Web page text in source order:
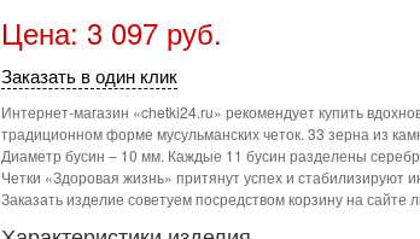
Цена: 3 097 руб.
Заказать в один клик
Интернет-магазин «chetki24.ru» рекомендует купить
традиционном форме мусульманских четок. 33 зерна из
Диаметр бусин – 10 мм. Каждые 11 бусин разделены
Четки «Здоровая жизнь» притянут успех и стабилизируют
Заказать изделие советуем посредством корзину на